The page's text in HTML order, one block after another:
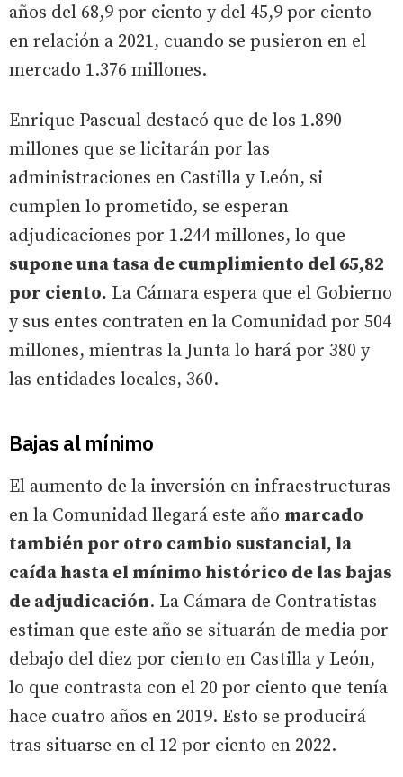
años del 68,9 por ciento y del 45,9 por ciento
en relación a 2021, cuando se pusieron en el
mercado 1.376 millones.
Enrique Pascual destacó que de los 1.890
millones que se licitarán por las
administraciones en Castilla y León, si
cumplen lo prometido, se esperan
adjudicaciones por 1.244 millones, lo que
supone una tasa de cumplimiento del 65,82
por ciento. La Cámara espera que el Gobierno
y sus entes contraten en la Comunidad por 504
millones, mientras la Junta lo hará por 380 y
las entidades locales, 360.
Bajas al mínimo
El aumento de la inversión en infraestructuras
en la Comunidad llegará este año marcado
también por otro cambio sustancial, la
caída hasta el mínimo histórico de las bajas
de adjudicación. La Cámara de Contratistas
estiman que este año se situarán de media por
debajo del diez por ciento en Castilla y León,
lo que contrasta con el 20 por ciento que tenía
hace cuatro años en 2019. Esto se producirá
tras situarse en el 12 por ciento en 2022.